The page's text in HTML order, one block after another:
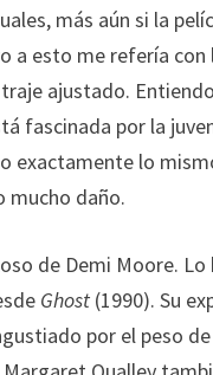
más aún si la
a esto me refería
ajustado.
fascinada por la
exactamente lo
mucho daño.
de Demi Moore.
Ghost (1990). Su
por el peso